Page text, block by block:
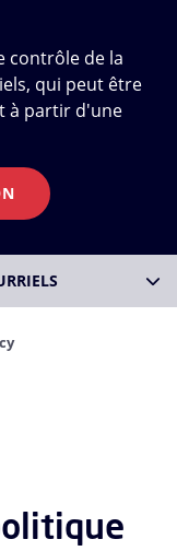
contrôle de la
qui peut être
à partir d'une